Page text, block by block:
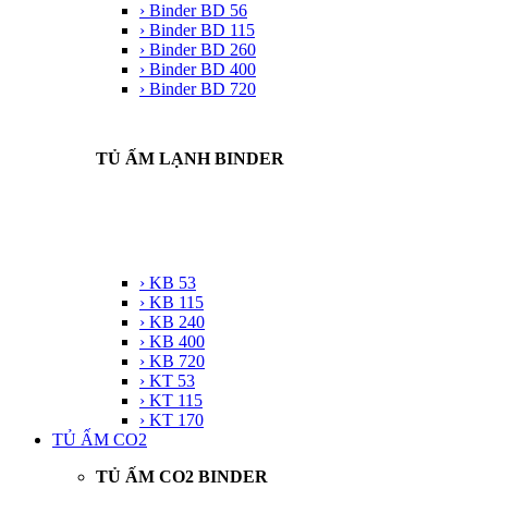
› Binder BD 56
› Binder BD 115
› Binder BD 260
› Binder BD 400
› Binder BD 720
TỦ ẤM LẠNH BINDER
› KB 53
› KB 115
› KB 240
› KB 400
› KB 720
› KT 53
› KT 115
› KT 170
TỦ ẤM CO2
TỦ ẤM CO2 BINDER